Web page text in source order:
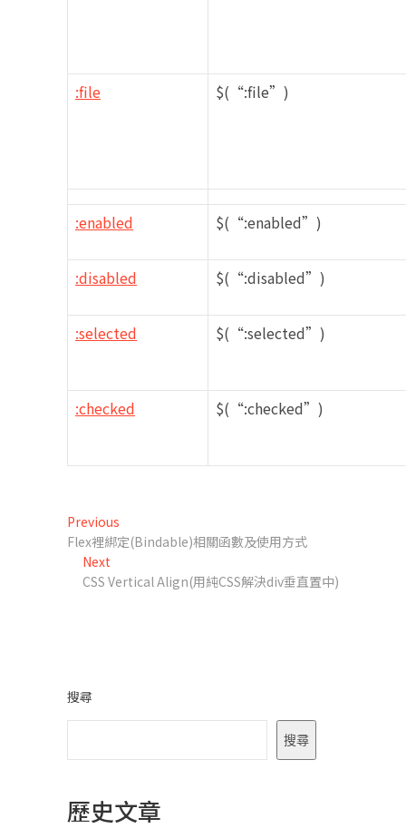
:file $(“:file”)
:enabled $(“:enabled”)
:disabled $(“:disabled”)
:selected $(“:selected”)
:checked $(“:checked”)
文
章
導
Previous
post:
Flex裡綁定(Bindable)相關函數及使用方式
Next
post:
CSS Vertical Align(用純CSS解決div垂直置中)
搜尋
搜尋
歷史文章